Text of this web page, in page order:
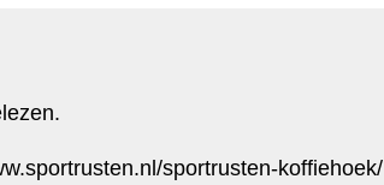
sportrusten-koffiehoek/